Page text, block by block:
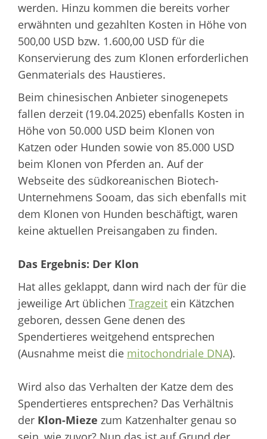
werden. Hinzu kommen die bereits vorher
erwähnten und gezahlten Kosten in Höhe von
500,00 USD bzw. 1.600,00 USD für die
Konservierung des zum Klonen erforderlichen
Genmaterials des Haustieres.
Beim chinesischen Anbieter sinogenepets
fallen derzeit (19.04.2025) ebenfalls Kosten in
Höhe von 50.000 USD beim Klonen von
Katzen oder Hunden sowie von 85.000 USD
beim Klonen von Pferden an. Auf der
Webseite des südkoreanischen Biotech-
Unternehmens Sooam, das sich ebenfalls mit
dem Klonen von Hunden beschäftigt, waren
keine aktuellen Preisangaben zu finden.
Das Ergebnis: Der Klon
Hat alles geklappt, dann wird nach der für die
jeweilige Art üblichen Tragzeit ein Kätzchen
geboren, dessen Gene denen des
Spendertieres weitgehend entsprechen
(Ausnahme meist die mitochondriale DNA).
Wird also das Verhalten der Katze dem des
Spendertieres entsprechen? Das Verhältnis
der Klon-Mieze zum Katzenhalter genau so